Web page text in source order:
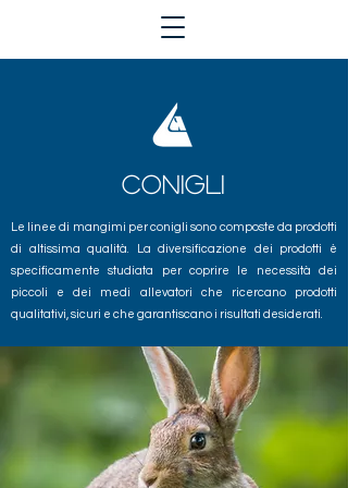
CONIGLI
Le linee di mangimi per conigli sono composte da prodotti
di altissima qualità. La diversificazione dei prodotti è
specificamente studiata per coprire le necessità dei
piccoli e dei medi allevatori che ricercano prodotti
qualitativi, sicuri e che garantiscano i risultati desiderati.